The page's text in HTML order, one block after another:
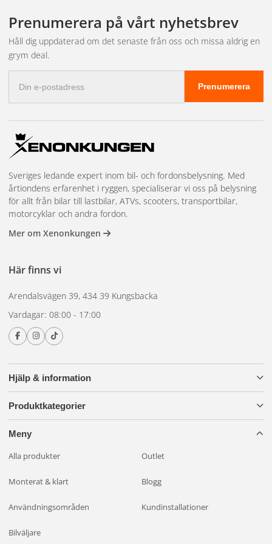
Prenumerera på vårt nyhetsbrev
Håll dig uppdaterad om det senaste från oss och missa aldrig en
grym deal.
postadress
Prenumerera
Hjälp & information
Produktkategorier
Meny
Alla produkter Outlet
Monterat & klart Blogg
Användningsområden Kundinstallationer
Bilväljare
Sveriges ledande expert inom bil- och fordonsbelysning. Med
årtiondens erfarenhet i ryggen, specialiserar vi oss på belysning
för allt från bilar till lastbilar, ATVs, scooters, transportbilar,
motorcyklar och andra fordon.
Mer om Xenonkungen
Här finns vi
Arendalsvägen 39, 434 39 Kungsbacka
Vardagar: 08:00 - 17:00